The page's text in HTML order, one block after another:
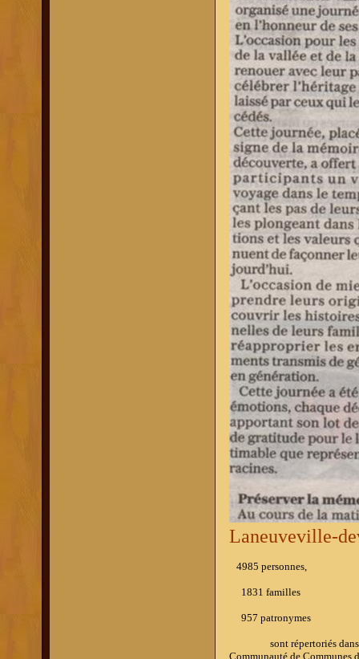
Laneuveville-
4985 personnes,
1831 familles
957 patronymes
sont répertoriés dans
Communauté de Communes